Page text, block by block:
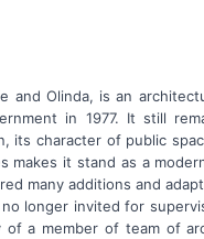
and Olinda, is an
in 1977. It still
its character of public
makes it stand as a
many additions and
longer invited for
of a member of team of